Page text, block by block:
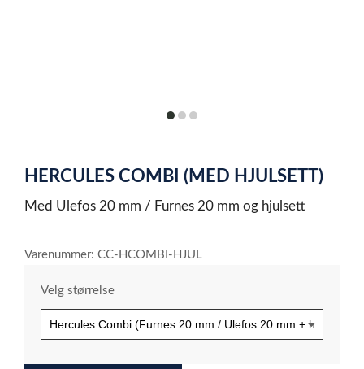
itemitemitem
of
3
HERCULES COMBI (MED HJULSETT)
Med Ulefos 20 mm / Furnes 20 mm og hjulsett
Varenummer: CC-HCOMBI-HJUL
Velg størrelse